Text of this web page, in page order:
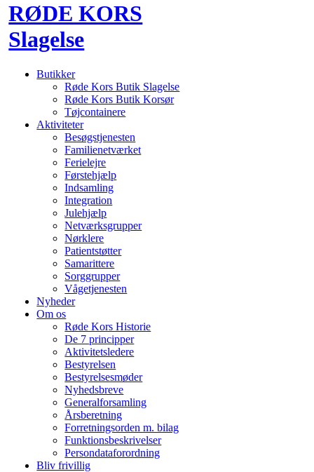
RØDE KORS
Slagelse
Butikker
Røde Kors Butik Slagelse
Røde Kors Butik Korsør
Tøjcontainere
Aktiviteter
Besøgstjenesten
Familienetværket
Ferielejre
Førstehjælp
Indsamling
Integration
Julehjælp
Netværksgrupper
Nørklere
Patientstøtter
Samarittere
Sorggrupper
Vågetjenesten
Nyheder
Om os
Røde Kors Historie
De 7 principper
Aktivitetsledere
Bestyrelsen
Bestyrelsesmøder
Nyhedsbreve
Generalforsamling
Årsberetning
Forretningsorden m. bilag
Funktionsbeskrivelser
Persondataforordning
Bliv frivillig